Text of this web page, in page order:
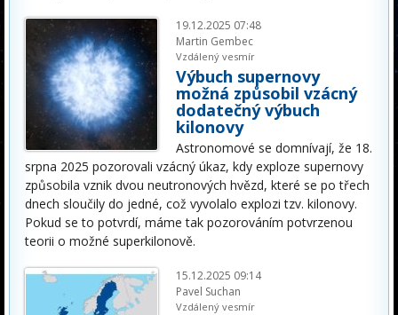
19.12.2025 07:48
Martin Gembec
Vzdálený vesmír
Výbuch supernovy
možná způsobil vzácný
dodatečný výbuch
kilonovy
Astronomové se domnívají, že 18.
srpna 2025 pozorovali vzácný úkaz, kdy exploze supernovy
způsobila vznik dvou neutronových hvězd, které se po třech
dnech sloučily do jedné, což vyvolalo explozi tzv. kilonovy.
Pokud se to potvrdí, máme tak pozorováním potvrzenou
teorii o možné superkilonově.
15.12.2025 09:14
Pavel Suchan
Vzdálený vesmír